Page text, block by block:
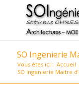
SO Ingenierie
Vous êtes ici : Accueil
SO Ingenierie Maitre